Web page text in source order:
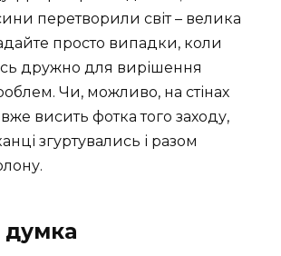
перетворили світ – велика
просто випадки, коли
дружно для вирішення
Чи, можливо, на стінах
висить фотка того заходу,
згуртувались і разом
думка